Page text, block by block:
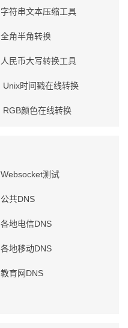
字符串文本压缩工具
全角半角转换
人民币大写转换工具
Unix时间戳在线转换
RGB颜色在线转换
Websocket测试
公共DNS
各地电信DNS
各地移动DNS
教育网DNS